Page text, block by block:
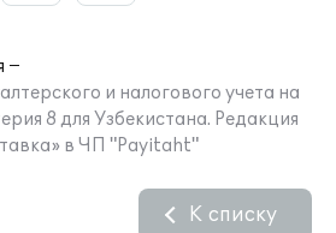
и налогового учета на
8 для Узбекистана. Редакция
в ЧП "Payitaht"
К списку